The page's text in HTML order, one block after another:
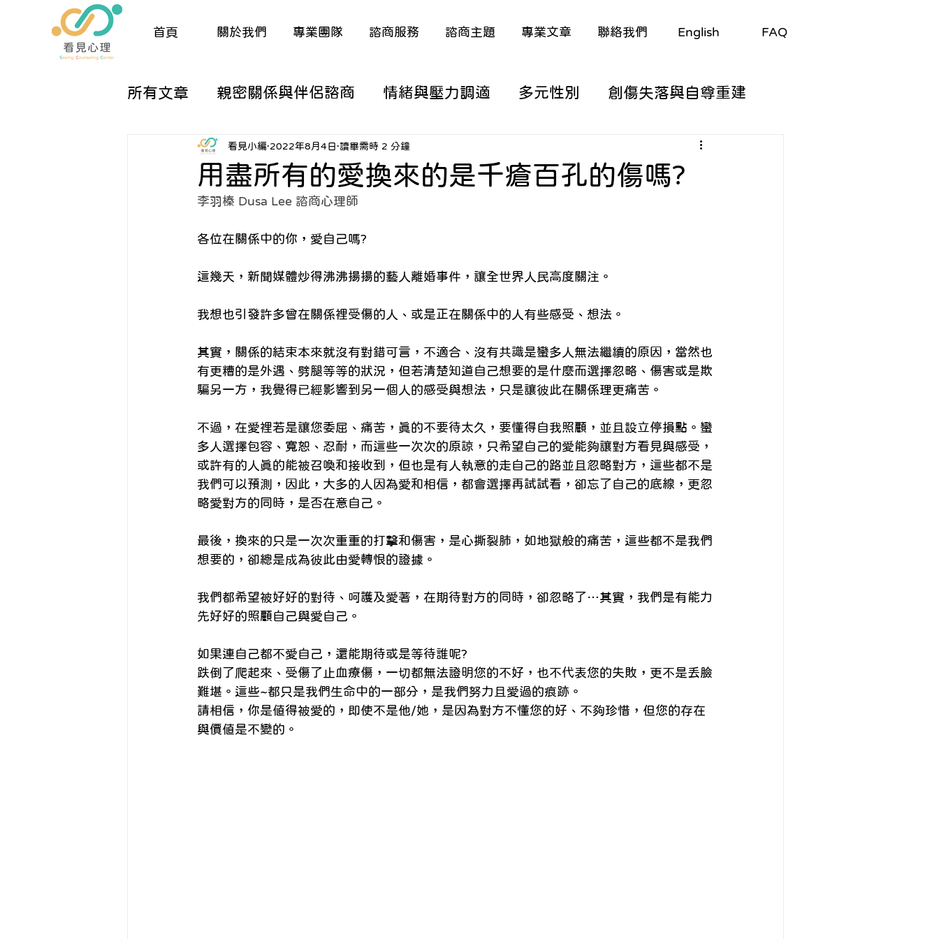
首頁 關於我們 專業團隊 諮商服務 諮商主題 專業文章 聯絡我們 English FAQ
所有文章 親密關係與伴侶諮商 情緒與壓力調適 多元性別 創傷失落與自尊重建
兒童與親職諮商 生涯/職涯議題
催眠與夢工作 人際議題
精神疾患與身心 English Blogs 身心診療與整合 預約心理諮商系列
自我照顧
用盡所有的愛換來的是千瘡百孔的傷嗎?
看見小編 2022年8月4日 讀畢需時 2 分鐘
李羽榛 Dusa Lee 諮商心理師
各位在關係中的你，愛自己嗎?
這幾天，新聞媒體炒得沸沸揚揚的藝人離婚事件，讓全世界人民高度關注。
我想也引發許多曾在關係裡受傷的人、或是正在關係中的人有些感受、想法。
其實，關係的結束本來就沒有對錯可言，不適合、沒有共識是蠻多人無法繼續的原因，當然也
有更糟的是外遇、劈腿等等的狀況，但若清楚知道自己想要的是什麼而選擇忽略、傷害或是欺
騙另一方，我覺得已經影響到另一個人的感受與想法，只是讓彼此在關係理更痛苦。
不過，在愛裡若是讓您委屈、痛苦，真的不要待太久，要懂得自我照顧，並且設立停損點。蠻
多人選擇包容、寬恕、忍耐，而這些一次次的原諒，只希望自己的愛能夠讓對方看見與感受，
或許有的人真的能被召喚和接收到，但也是有人執意的走自己的路並且忽略對方，這些都不是
我們可以預測，因此，大多的人因為愛和相信，都會選擇再試試看，卻忘了自己的底線，更忽
略愛對方的同時，是否在意自己。
最後，換來的只是一次次重重的打擊和傷害，是心撕裂肺，如地獄般的痛苦，這些都不是我們
想要的，卻總是成為彼此由愛轉恨的證據。
我們都希望被好好的對待、呵護及愛著，在期待對方的同時，卻忽略了…其實，我們是有能力
先好好的照顧自己與愛自己。
如果連自己都不愛自己，還能期待或是等待誰呢?
跌倒了爬起來、受傷了止血療傷，一切都無法證明您的不好，也不代表您的失敗，更不是丟臉
難堪。這些~都只是我們生命中的一部分，是我們努力且愛過的痕跡。
請相信，你是值得被愛的，即使不是他/她，是因為對方不懂您的好、不夠珍惜，但您的存在
與價值是不變的。